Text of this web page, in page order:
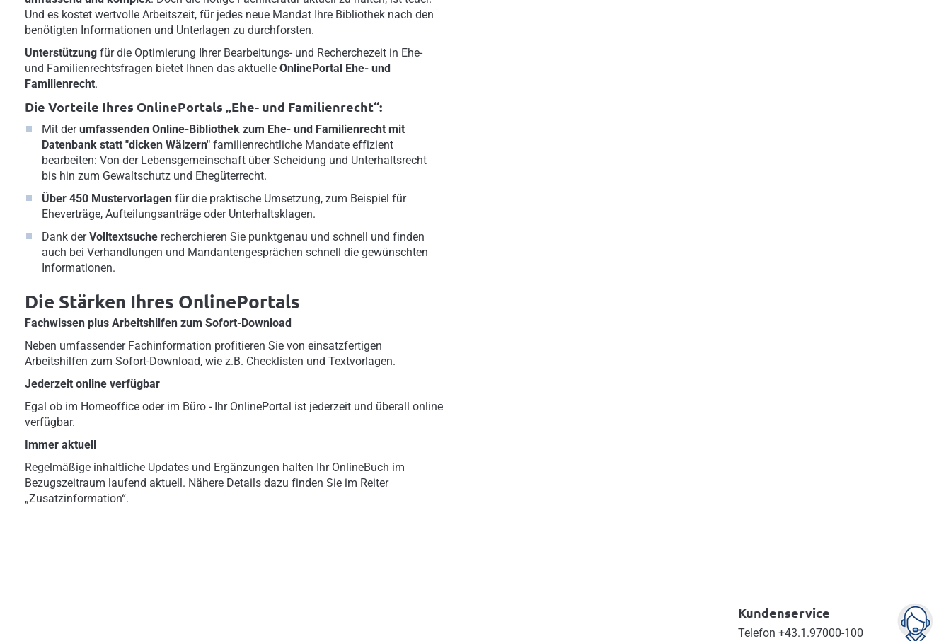
Und es kostet wertvolle Arbeitszeit, für jedes neue Mandat Ihre Bibliothek nach den
benötigten Informationen und Unterlagen zu durchforsten.
Unterstützung für die Optimierung Ihrer Bearbeitungs- und Recherchezeit in Ehe-
und Familienrechtsfragen bietet Ihnen das aktuelle OnlinePortal Ehe- und
Familienrecht.
Die Vorteile Ihres OnlinePortals „Ehe- und Familienrecht“:
Mit derumfassenden Online-Bibliothek zum Ehe- und Familienrecht mit
Datenbank statt "dicken Wälzern" familienrechtliche Mandate effizient
bearbeiten: Von der Lebensgemeinschaft über Scheidung und Unterhaltsrecht
bis hin zum Gewaltschutz und Ehegüterrecht.
Über 450 Mustervorlagen für die praktische Umsetzung, zum Beispiel für
Eheverträge, Aufteilungsanträge oder Unterhaltsklagen.
Dank derVolltextsuche recherchieren Sie punktgenau und schnell und finden
auch bei Verhandlungen und Mandantengesprächen schnell die gewünschten
Informationen.
Die Stärken Ihres OnlinePortals
Fachwissen plus Arbeitshilfen zum Sofort-Download
Neben umfassender Fachinformation profitieren Sie von einsatzfertigen
Arbeitshilfen zum Sofort-Download, wie z.B. Checklisten und Textvorlagen.
Jederzeit online verfügbar
Egal ob im Homeoffice oder im Büro - Ihr OnlinePortal ist jederzeit und überall online
verfügbar.
Immer aktuell
Regelmäßige inhaltliche Updates und Ergänzungen halten Ihr OnlineBuch im
Bezugszeitraum laufend aktuell. Nähere Details dazu finden Sie im Reiter
„Zusatzinformation“.
Kundenservice
Telefon +43.1.97000-100